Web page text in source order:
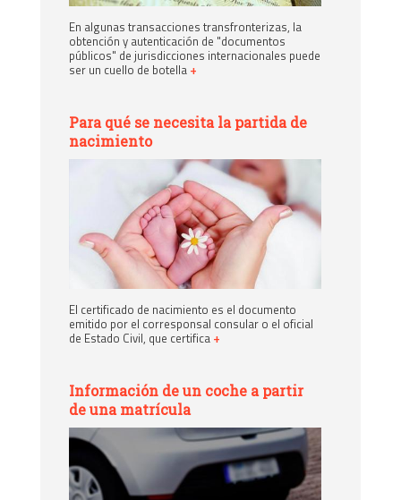
En algunas transacciones transfronterizas, la
obtención y autenticación de "documentos
públicos" de jurisdicciones internacionales puede
ser un cuello de botella +
Para qué se necesita la partida de
nacimiento
El certificado de nacimiento es el documento
emitido por el corresponsal consular o el oficial
de Estado Civil, que certifica +
Información de un coche a partir
de una matrícula